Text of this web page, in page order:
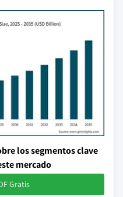
los segmentos clave
mercado
Gratis